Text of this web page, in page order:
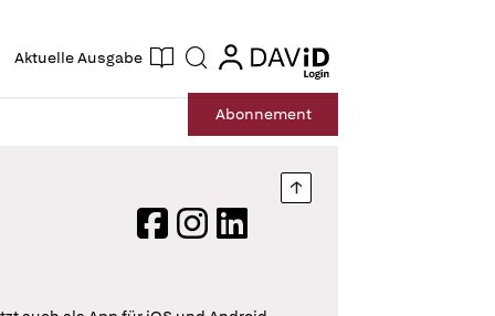
Aktuelle Ausgabe Suche login
login
Abonnement
Nach oben springen
FacebookInstagram
LinkedIn